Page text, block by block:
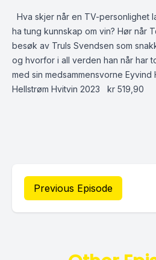
Hva skjer når en TV-personlighet
ha tung kunnskap om vin? Hør når
besøk av Truls Svendsen som
og hvorfor i all verden han når har
med sin medsammensvorne
Hellstrøm Hvitvin 2023 kr
Previous Episode